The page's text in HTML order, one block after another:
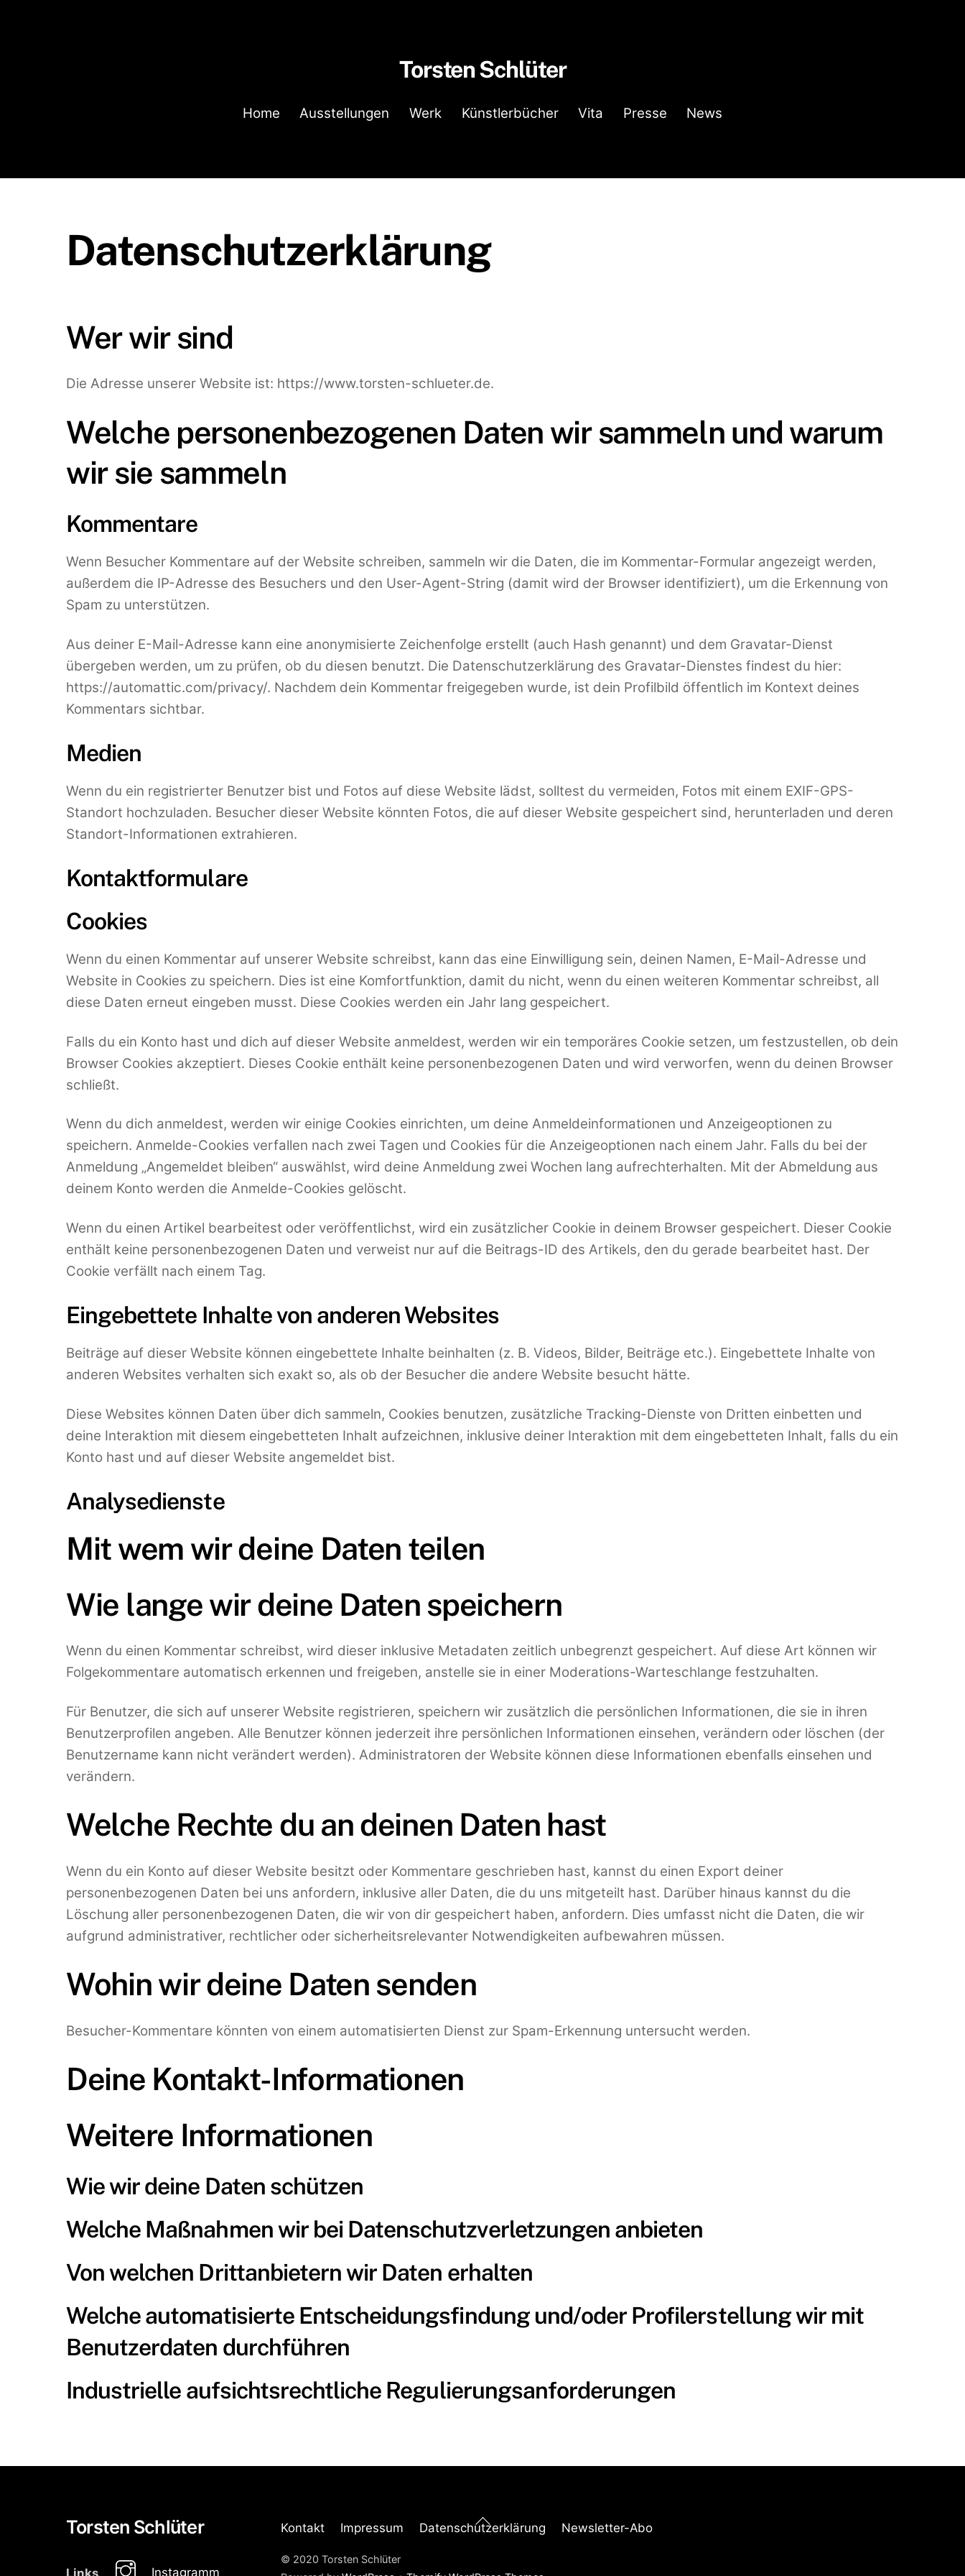
Torsten Schlüter
Home Ausstellungen Werk Künstlerbücher Vita Presse News
Datenschutzerklärung
Wer wir sind
Die Adresse unserer Website ist: https://www.torsten-schlueter.de.
Welche personenbezogenen Daten wir sammeln und warum
wir sie sammeln
Kommentare
Wenn Besucher Kommentare auf der Website schreiben, sammeln wir die Daten, die im Kommentar-Formular angezeigt werden,
außerdem die IP-Adresse des Besuchers und den User-Agent-String (damit wird der Browser identifiziert), um die Erkennung von
Spam zu unterstützen.
Aus deiner E-Mail-Adresse kann eine anonymisierte Zeichenfolge erstellt (auch Hash genannt) und dem Gravatar-Dienst
übergeben werden, um zu prüfen, ob du diesen benutzt. Die Datenschutzerklärung des Gravatar-Dienstes findest du hier:
https://automattic.com/privacy/. Nachdem dein Kommentar freigegeben wurde, ist dein Profilbild öffentlich im Kontext deines
Kommentars sichtbar.
Medien
Wenn du ein registrierter Benutzer bist und Fotos auf diese Website lädst, solltest du vermeiden, Fotos mit einem EXIF-GPS-
Standort hochzuladen. Besucher dieser Website könnten Fotos, die auf dieser Website gespeichert sind, herunterladen und deren
Standort-Informationen extrahieren.
Kontaktformulare
Cookies
Wenn du einen Kommentar auf unserer Website schreibst, kann das eine Einwilligung sein, deinen Namen, E-Mail-Adresse und
Website in Cookies zu speichern. Dies ist eine Komfortfunktion, damit du nicht, wenn du einen weiteren Kommentar schreibst, all
diese Daten erneut eingeben musst. Diese Cookies werden ein Jahr lang gespeichert.
Falls du ein Konto hast und dich auf dieser Website anmeldest, werden wir ein temporäres Cookie setzen, um festzustellen, ob dein
Browser Cookies akzeptiert. Dieses Cookie enthält keine personenbezogenen Daten und wird verworfen, wenn du deinen Browser
schließt.
Wenn du dich anmeldest, werden wir einige Cookies einrichten, um deine Anmeldeinformationen und Anzeigeoptionen zu
speichern. Anmelde-Cookies verfallen nach zwei Tagen und Cookies für die Anzeigeoptionen nach einem Jahr. Falls du bei der
Anmeldung „Angemeldet bleiben“ auswählst, wird deine Anmeldung zwei Wochen lang aufrechterhalten. Mit der Abmeldung aus
deinem Konto werden die Anmelde-Cookies gelöscht.
Wenn du einen Artikel bearbeitest oder veröffentlichst, wird ein zusätzlicher Cookie in deinem Browser gespeichert. Dieser Cookie
enthält keine personenbezogenen Daten und verweist nur auf die Beitrags-ID des Artikels, den du gerade bearbeitet hast. Der
Cookie verfällt nach einem Tag.
Eingebettete Inhalte von anderen Websites
Beiträge auf dieser Website können eingebettete Inhalte beinhalten (z. B. Videos, Bilder, Beiträge etc.). Eingebettete Inhalte von
anderen Websites verhalten sich exakt so, als ob der Besucher die andere Website besucht hätte.
Diese Websites können Daten über dich sammeln, Cookies benutzen, zusätzliche Tracking-Dienste von Dritten einbetten und
deine Interaktion mit diesem eingebetteten Inhalt aufzeichnen, inklusive deiner Interaktion mit dem eingebetteten Inhalt, falls du ein
Konto hast und auf dieser Website angemeldet bist.
Analysedienste
Mit wem wir deine Daten teilen
Wie lange wir deine Daten speichern
Wenn du einen Kommentar schreibst, wird dieser inklusive Metadaten zeitlich unbegrenzt gespeichert. Auf diese Art können wir
Folgekommentare automatisch erkennen und freigeben, anstelle sie in einer Moderations-Warteschlange festzuhalten.
Für Benutzer, die sich auf unserer Website registrieren, speichern wir zusätzlich die persönlichen Informationen, die sie in ihren
Benutzerprofilen angeben. Alle Benutzer können jederzeit ihre persönlichen Informationen einsehen, verändern oder löschen (der
Benutzername kann nicht verändert werden). Administratoren der Website können diese Informationen ebenfalls einsehen und
verändern.
Welche Rechte du an deinen Daten hast
Wenn du ein Konto auf dieser Website besitzt oder Kommentare geschrieben hast, kannst du einen Export deiner
personenbezogenen Daten bei uns anfordern, inklusive aller Daten, die du uns mitgeteilt hast. Darüber hinaus kannst du die
Löschung aller personenbezogenen Daten, die wir von dir gespeichert haben, anfordern. Dies umfasst nicht die Daten, die wir
aufgrund administrativer, rechtlicher oder sicherheitsrelevanter Notwendigkeiten aufbewahren müssen.
Wohin wir deine Daten senden
Besucher-Kommentare könnten von einem automatisierten Dienst zur Spam-Erkennung untersucht werden.
Deine Kontakt-Informationen
Weitere Informationen
Wie wir deine Daten schützen
Welche Maßnahmen wir bei Datenschutzverletzungen anbieten
Von welchen Drittanbietern wir Daten erhalten
Welche automatisierte Entscheidungsfindung und/oder Profilerstellung wir mit
Benutzerdaten durchführen
Industrielle aufsichtsrechtliche Regulierungsanforderungen
Back
To
Torsten Schlüter
Links Instagramm
Kontakt Impressum Datenschutzerklärung Newsletter-Abo
© 2020 Torsten Schlüter